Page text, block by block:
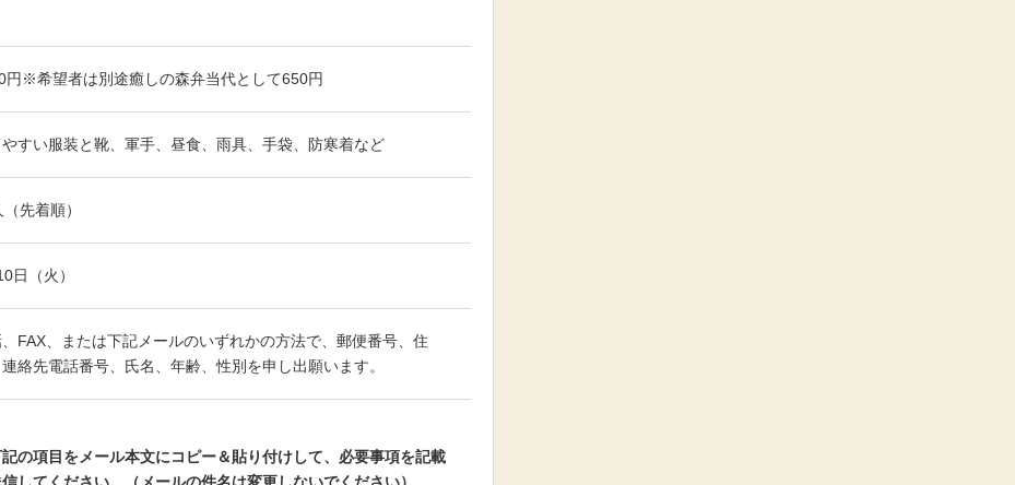
円※希望者は別途癒しの森弁当代として650円
すい服装と靴、軍手、昼食、雨具、手袋、防寒着など
先着順）
日（火）
、FAX、または下記メールのいずれかの方法で、郵便番号、住
絡先電話番号、氏名、年齢、性別を申し出願います。
の項目をメール本文にコピー＆貼り付けして、必要事項を記載